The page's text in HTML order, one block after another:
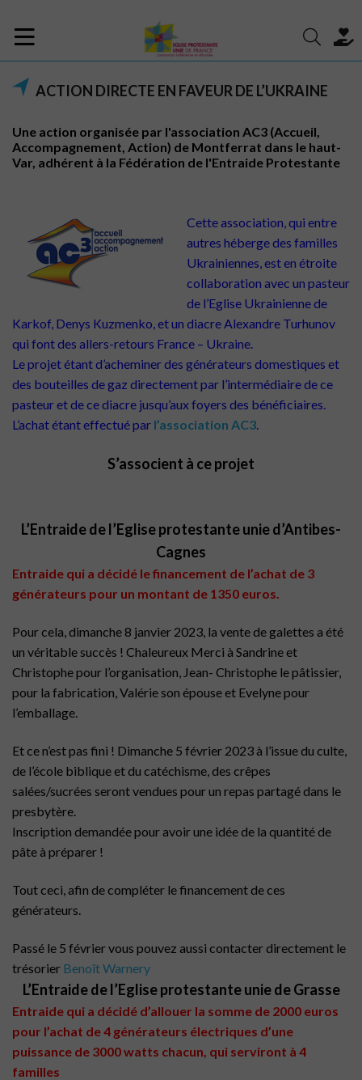
ACTION DIRECTE EN FAVEUR DE L’UKRAINE
Une action organisée par l'association AC3 (Accueil,
Accompagnement, Action) de Montferrat dans le haut-
Var, adhérent à la Fédération de l'Entraide Protestante
Cette association, qui entre
autres héberge des familles
Ukrainiennes, est en étroite
collaboration avec un pasteur
de l’Eglise Ukrainienne de
Karkof, Denys Kuzmenko, et un diacre Alexandre Turhunov
qui font des allers-retours France – Ukraine.
Le projet étant d’acheminer des générateurs domestiques et
des bouteilles de gaz directement par l’intermédiaire de ce
pasteur et de ce diacre jusqu’aux foyers des bénéficiaires.
L’achat étant effectué par l’association AC3.
S’associent à ce projet
L’Entraide de l’Eglise protestante unie d’Antibes-
Cagnes
Entraide qui a décidé le financement de l’achat de 3
générateurs pour un montant de 1350 euros.
Pour cela, dimanche 8 janvier 2023, la vente de galettes a été
un véritable succès ! Chaleureux Merci à Sandrine et
Christophe pour l’organisation, Jean- Christophe le pâtissier,
pour la fabrication, Valérie son épouse et Evelyne pour
l’emballage.
Et ce n’est pas fini ! Dimanche 5 février 2023 à l’issue du culte,
de l’école biblique et du catéchisme, des crêpes
salées/sucrées seront vendues pour un repas partagé dans le
presbytère.
Inscription demandée pour avoir une idée de la quantité de
pâte à préparer !
Tout ceci, afin de compléter le financement de ces
générateurs.
Passé le 5 février vous pouvez aussi contacter directement le
trésorier Benoît Warnery
L’Entraide de l’Eglise protestante unie de Grasse
Entraide qui a décidé d’allouer la somme de 2000 euros
pour l’achat de 4 générateurs électriques d’une
puissance de 3000 watts chacun, qui serviront à 4
familles